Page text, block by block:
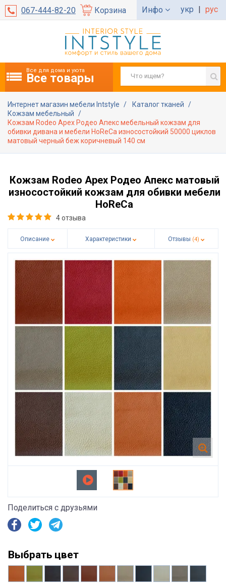
067-444-82-20 Корзина Инфо укр | рус
Все для дома и уюта
Все товары
Интернет магазин мебели Intstyle
Каталог тканей
Кожзам мебельный
Кожзам Rodeo Apex Родео Апекс мебельный кожзам для
обивки дивана и мебели HoReCa износостойкий 50000 циклов
матовый черный беж коричневый 140 см
Кожзам Rodeo Apex Родео Апекс матовый
износостойкий кожзам для обивки мебели
HoReCa
4 отзыва
Описание Характеристики Отзывы (4)
Поделиться с друзьями
Выбрать цвет